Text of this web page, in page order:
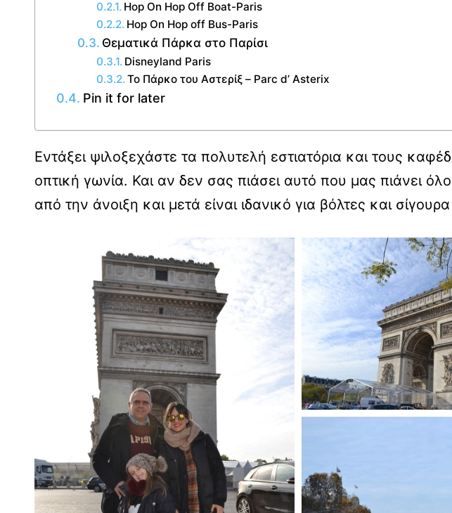
Hop On Hop Off Boat-Paris
Hop On Hop off Bus-Paris
Θεματικά Πάρκα στο Παρίσι
Disneyland Paris
Το Πάρκο του Αστερίξ – Parc d’ Asterix
Pin it for later
Εντάξει ψιλοξεχάστε τα πολυτελή εστιατόρια και τους
οπτική γωνία. Και αν δεν σας πιάσει αυτό που μας πιάνει
από την άνοιξη και μετά είναι ιδανικό για βόλτες και